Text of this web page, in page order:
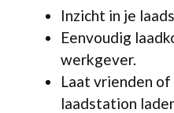
Inzicht in je
Eenvoudig
werkgever.
Laat vrienden
laadstation